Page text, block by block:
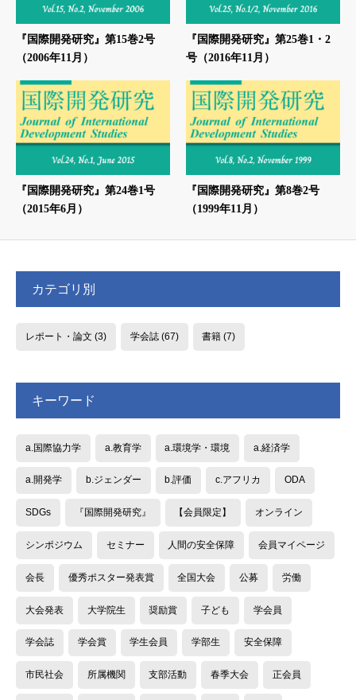
『国際開発研究』第15巻2号
（2006年11月）
『国際開発研究』第25巻1・2
号（2016年11月）
『国際開発研究』第24巻1号
（2015年6月）
『国際開発研究』第8巻2号
（1999年11月）
カテゴリ別
レポート・論文 (3) 学会誌(67) 書籍 (7)
キーワード
a.国際協力学 a.教育学 a.環境学・環境 a.経済学
a.開発学 b.ジェンダー b.評価 c.アフリカ ODA
SDGs 『国際開発研究』 【会員限定】 オンライン
シンポジウム セミナー 人間の安全保障 会員マイページ
会長 優秀ポスター発表賞 全国大会 公募 労働
大会発表 大学院生 奨励賞 子ども 学会員
学会誌 学会賞 学生会員 学部生 安全保障
市民社会 所属機関 支部活動 春季大会 正会員